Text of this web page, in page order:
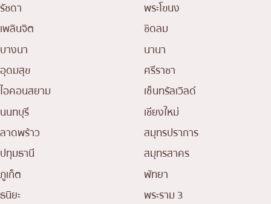
รัชดา
พระโขนง
เพลินจิต
ชิดลม
บางนา
นานา
อุดมสุข
ศรีราชา
ไอคอนสยาม
เซ็นทรัลเวิลด์
นนทบุรี
เชียงใหม่
ลาดพร้าว
สมุทรปราการ
ปทุมธานี
สมุทรสาคร
ภูเก็ต
พัทยา
ธนิยะ
พระราม 3